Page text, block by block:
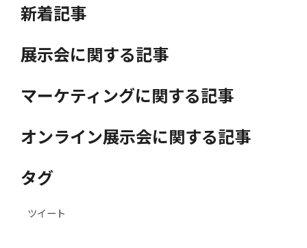
新着記事
展示会に関する記事
マーケティングに関する記事
オンライン展示会に関する記事
タグ
ツイート